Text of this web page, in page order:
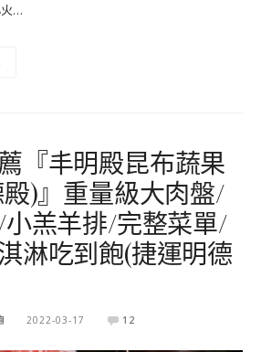
火…
『丰明殿昆布蔬果
)』重量級大肉盤/
羔羊排/完整菜單/
淋吃到飽(捷運明德
2022-03-17 12